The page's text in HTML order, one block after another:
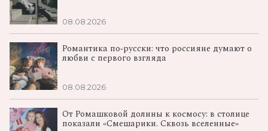
08.08.2026
Романтика по‑русски: что россияне думают о
любви с первого взгляда
08.08.2026
От Ромашковой долины к космосу: в столице
показали «Смешарики. Сквозь вселенные»